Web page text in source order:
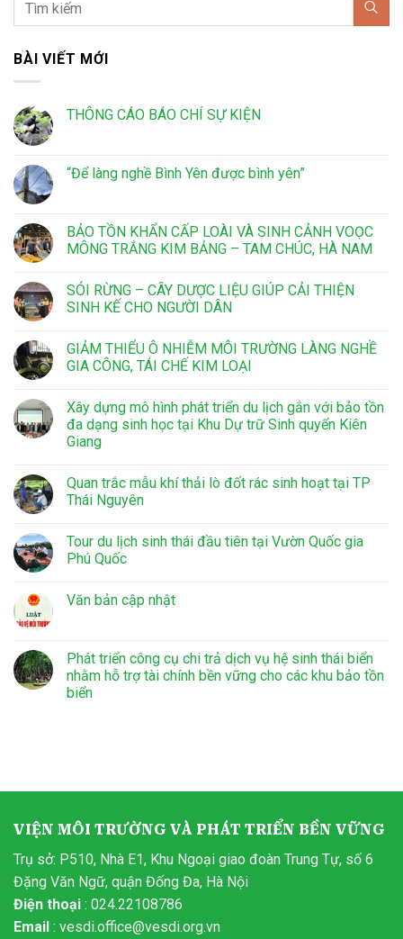
BÀI VIẾT MỚI
THÔNG CÁO BÁO CHÍ SỰ KIỆN
“Để làng nghề Bình Yên được bình yên”
BẢO TỒN KHẨN CẤP LOÀI VÀ SINH CẢNH VOỌC
MÔNG TRẮNG KIM BẢNG – TAM CHÚC, HÀ NAM
SÓI RỪNG – CÂY DƯỢC LIỆU GIÚP CẢI THIỆN
SINH KẾ CHO NGƯỜI DÂN
GIẢM THIỂU Ô NHIỄM MÔI TRƯỜNG LÀNG NGHỀ
GIA CÔNG, TÁI CHẾ KIM LOẠI
Xây dựng mô hình phát triển du lịch gắn với bảo tồn
đa dạng sinh học tại Khu Dự trữ Sinh quyển Kiên
Giang
Quan trắc mẫu khí thải lò đốt rác sinh hoạt tại TP
Thái Nguyên
Tour du lịch sinh thái đầu tiên tại Vườn Quốc gia
Phú Quốc
Văn bản cập nhật
Phát triển công cụ chi trả dịch vụ hệ sinh thái biển
nhằm hỗ trợ tài chính bền vững cho các khu bảo tồn
biển
VIỆN MÔI TRƯỜNG VÀ PHÁT TRIỂN BỀN VỮNG
Trụ sở: P510, Nhà E1, Khu Ngoại giao đoàn Trung Tự, số 6
Đặng Văn Ngữ, quận Đống Đa, Hà Nội
Điện thoại : 024.22108786
Email : vesdi.office@vesdi.org.vn